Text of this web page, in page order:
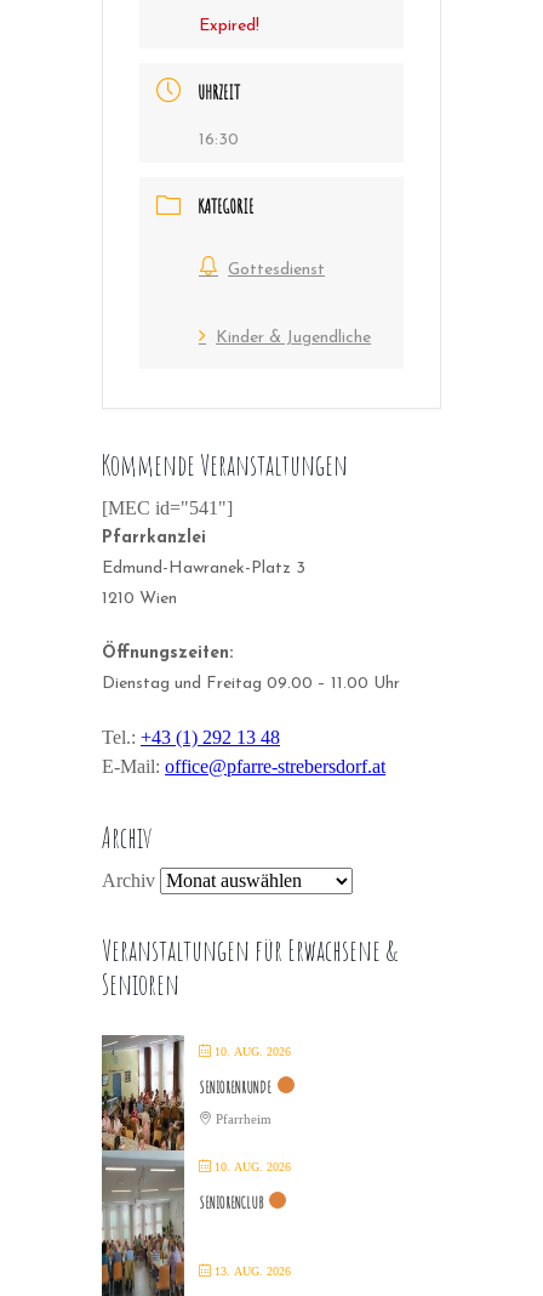
Expired!
UHRZEIT
16:30
KATEGORIE
Gottesdienst
Kinder & Jugendliche
Kommende Veranstaltungen
[MEC id="541"]
Pfarrkanzlei
Edmund-Hawranek-Platz 3
1210 Wien
Öffnungszeiten:
Dienstag und Freitag 09.00 – 11.00 Uhr
Tel.: +43 (1) 292 13 48
E-Mail: office@pfarre-strebersdorf.at
Archiv
Archiv
Veranstaltungen für Erwachsene &
Senioren
10. AUG. 2026
SENIORENRUNDE
Pfarrheim
10. AUG. 2026
SENIORENCLUB
13. AUG. 2026